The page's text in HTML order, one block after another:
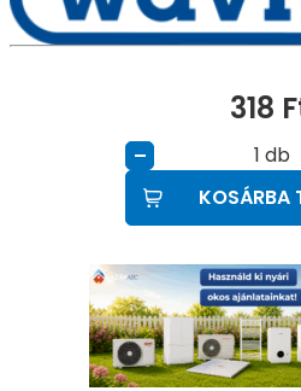
318
– db
KOSÁRBA